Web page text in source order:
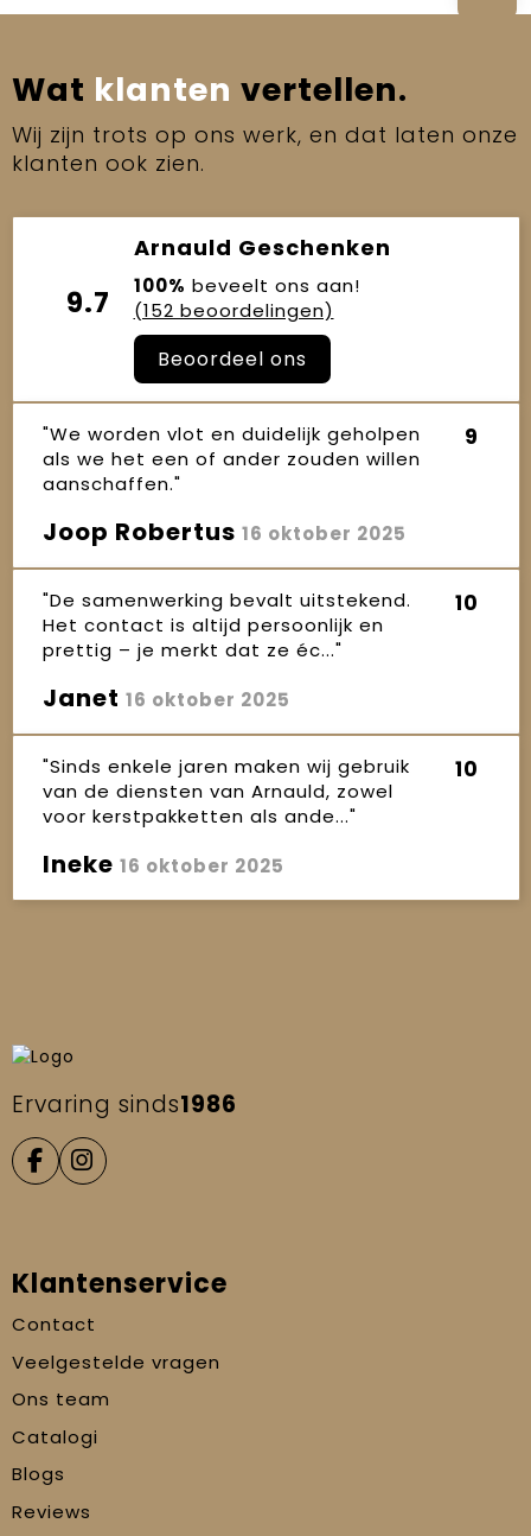
Wat klanten vertellen.
Wij zijn trots op ons werk, en dat laten onze
klanten ook zien.
9.7
Arnauld Geschenken
100% beveelt ons aan!
(152 beoordelingen)
Beoordeel ons
"We worden vlot en duidelijk geholpen
als we het een of ander zouden willen
aanschaffen."
9
Joop Robertus 16 oktober 2025
"De samenwerking bevalt uitstekend.
Het contact is altijd persoonlijk en
prettig – je merkt dat ze éc..."
10
Janet 16 oktober 2025
"Sinds enkele jaren maken wij gebruik
van de diensten van Arnauld, zowel
voor kerstpakketten als ande..."
10
Ineke 16 oktober 2025
Ervaring sinds1986
Klantenservice
Contact
Veelgestelde vragen
Ons team
Catalogi
Blogs
Reviews